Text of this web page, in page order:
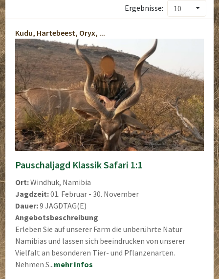
Ergebnisse:
10
Kudu, Hartebeest, Oryx, ...
Pauschaljagd Klassik Safari 1:1
Ort:Windhuk, Namibia
Jagdzeit:01. Februar - 30. November
Dauer:9 JAGDTAG(E)
Angebotsbeschreibung
Erleben Sie auf unserer Farm die unberührte Natur
Namibias und lassen sich beeindrucken von unserer
Vielfalt an besonderen Tier- und Pflanzenarten.
Nehmen S...mehr Infos